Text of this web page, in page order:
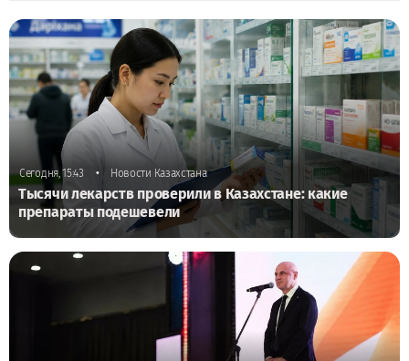
Сегодня, 15:43 • Новости Казахстана
Тысячи лекарств проверили в Казахстане: какие
препараты подешевели